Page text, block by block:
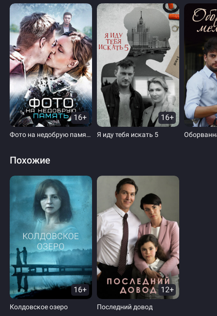
16+
Фото на недобрую память
16+
Я иду тебя искать 5
Похожие
16+
Колдовское озеро
12+
Последний довод